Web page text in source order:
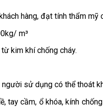
hàng, đạt tính thẩm mỹ
m³
kim khí chống cháy.
sử dụng có thể thoát
tay cầm, ổ khóa, kính